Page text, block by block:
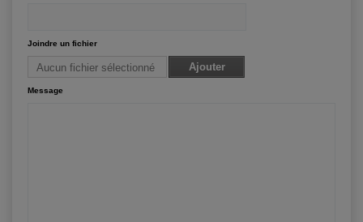
Joindre un fichier
Aucun fichier sélectionné Ajouter
Message